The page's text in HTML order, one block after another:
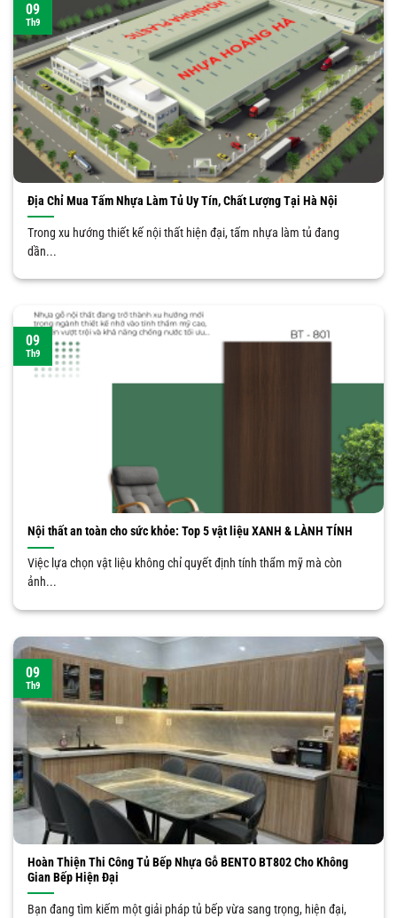
Địa Chỉ Mua Tấm Nhựa Làm Tủ Uy Tín, Chất Lượng Tại Hà Nội
Trong xu hướng thiết kế nội thất hiện đại, tấm nhựa làm tủ đang
dần...
09
Th9
Nội thất an toàn cho sức khỏe: Top 5 vật liệu XANH & LÀNH TÍNH
Việc lựa chọn vật liệu không chỉ quyết định tính thẩm mỹ mà còn
ảnh...
09
Th9
Hoàn Thiện Thi Công Tủ Bếp Nhựa Gỗ BENTO BT802 Cho Không
Gian Bếp Hiện Đại
Bạn đang tìm kiếm một giải pháp tủ bếp vừa sang trọng, hiện đại,
09
Th9